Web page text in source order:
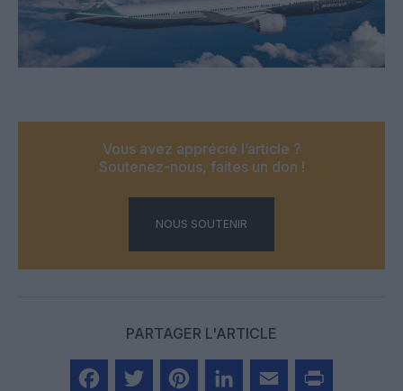
Vous avez apprécié l’article ?
Soutenez-nous, faites un don !
NOUS SOUTENIR
PARTAGER L'ARTICLE